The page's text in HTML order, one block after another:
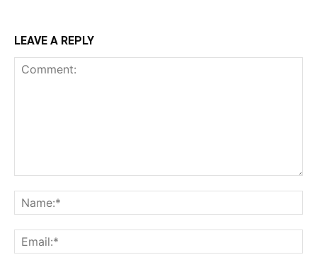
LEAVE A REPLY